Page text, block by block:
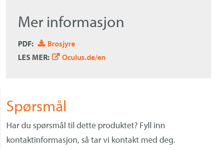
Mer informasjon
PDF:
Brosjyre
LES MER:
Oculus.de/en
Spørsmål
Har du spørsmål til dette produktet? Fyll inn
kontaktinformasjon, så tar vi kontakt med deg.